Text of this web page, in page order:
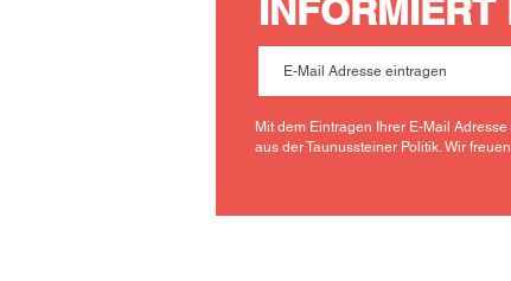
Mit dem Eintragen Ihrer E-Mail
aus der Taunussteiner Politik. Wir